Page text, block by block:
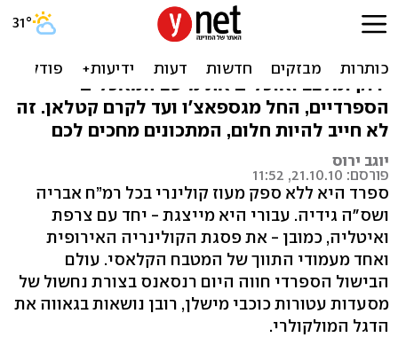
בון אפטיטו: הבראנץ' הספרדי
דמיינו שאתם יושבים במרפסת, צופים אל נוף
ירוק ומלבב ואוכלים את מיטב המאכלים
הספרדיים, החל מגספאצ'ו ועד לקרם קטלאן. זה
לא חייב להיות חלום, המתכונים מחכים לכם
יוגב ירוס
פורסם: 21.10.10, 11:52
ספרד היא ללא ספק מעוז קולינרי בכל רמ”ח אבריה
ושס"ה גידיה. עבורי היא מייצגת - יחד עם צרפת
ואיטליה, כמובן - את פסגת הקולינריה האירופית
ואחד מעמודי התווך של המטבח הקלאסי. עולם
הבישול הספרדי חווה היום רנסאנס בצורת נחשול של
מסעדות עטורות כוכבי מישלן, רובן נושאות בגאווה את
הדגל המולקולרי.